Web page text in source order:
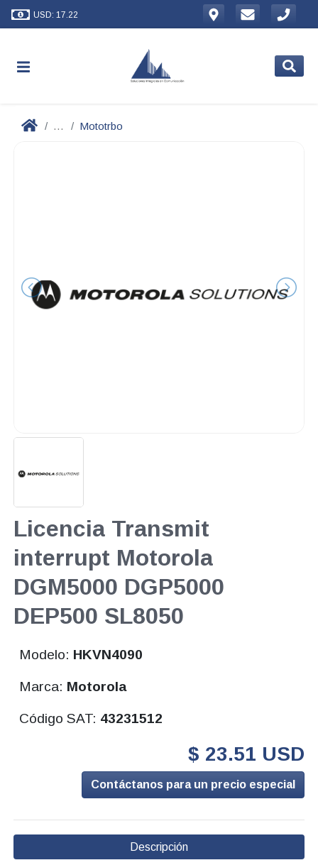
USD: 17.22
... Mototrbo
Licencia Transmit
interrupt Motorola
DGM5000 DGP5000
DEP500 SL8050
Modelo: HKVN4090
Marca: Motorola
Código SAT: 43231512
$ 23.51 USD
Contáctanos para un precio especial
Descripción